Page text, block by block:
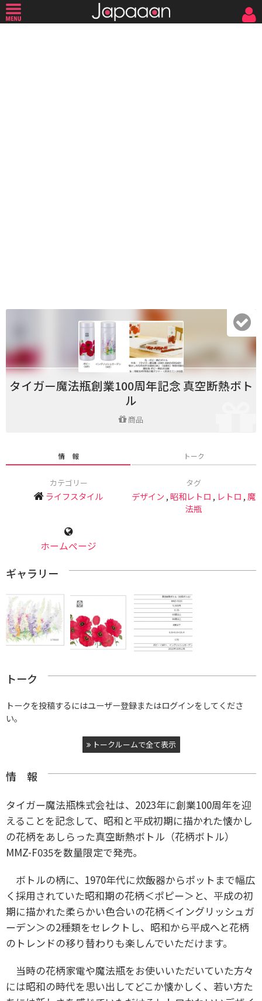
タイガー魔法瓶創業100周年記念 真空断熱ボト
ル
商品
情 報 トーク
カテゴリー
ライフスタイル
タグ
デザイン ,昭和レトロ , レトロ , 魔
法瓶
ホームページ
ギャラリー
トーク
トークを投稿するにはユーザー登録またはログインをしてくださ
い。
トークルームで全て表示
情 報
タイガー魔法瓶株式会社は、2023年に創業100周年を迎
えることを記念して、昭和と平成初期に描かれた懐かし
の花柄をあしらった真空断熱ボトル（花柄ボトル）
MMZ-F035を数量限定で発売。
ボトルの柄に、1970年代に炊飯器からポットまで幅広
く採用されていた昭和期の花柄＜ポピー＞と、平成の初
期に描かれた柔らかい色合いの花柄＜イングリッシュガ
ーデン＞の2種類をセレクトし、昭和から平成へと花柄
のトレンドの移り替わりも楽しんでいただけます。
当時の花柄家電や魔法瓶をお使いいただいていた方々
には昭和の時代を思い出してどこか懐かしく、若い方た